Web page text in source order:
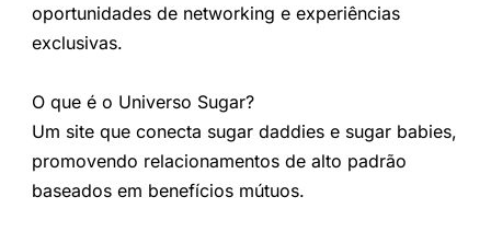
oportunidades de networking e experiências
exclusivas.
O que é o Universo Sugar?
Um site que conecta sugar daddies e sugar babies,
promovendo relacionamentos de alto padrão
baseados em benefícios mútuos.